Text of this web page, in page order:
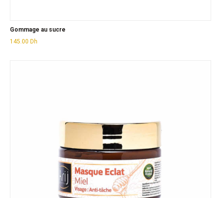
Gommage au sucre
145.00 Dh